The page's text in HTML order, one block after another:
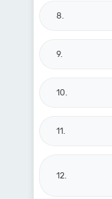
8.
9.
10.
11.
12.